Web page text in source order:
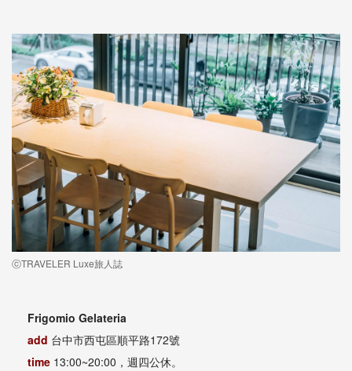
ⓒTRAVELER Luxe旅人誌
Frigomio Gelateria
add 台中市西屯區順平路172號
time 13:00~20:00，週四公休。